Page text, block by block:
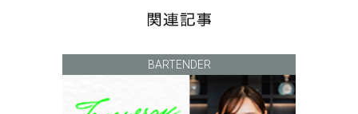
BARTENDER